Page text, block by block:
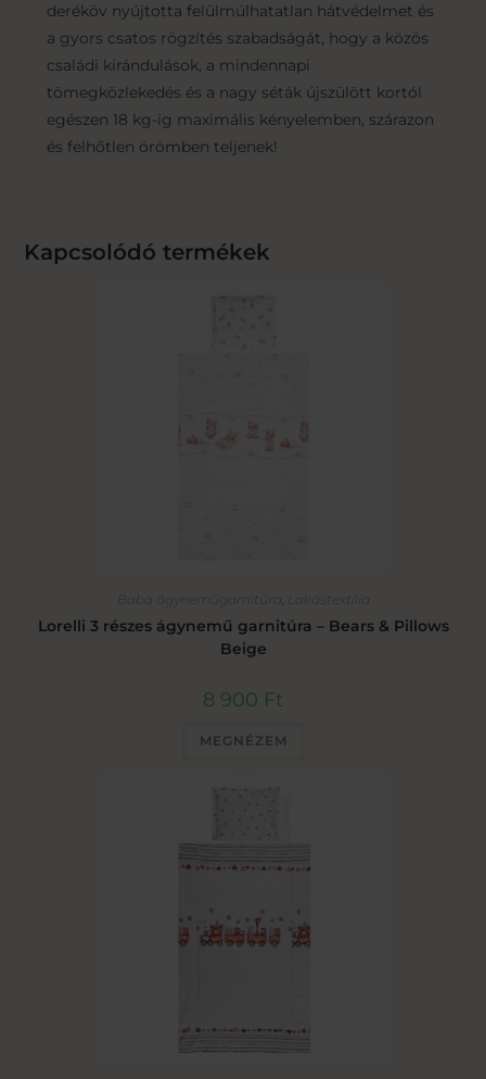
deréköv nyújtotta felülmúlhatatlan hátvédelmet és
a gyors csatos rögzítés szabadságát, hogy a közös
családi kirándulások, a mindennapi
tömegközlekedés és a nagy séták újszülött kortól
egészen 18 kg-ig maximális kényelemben, szárazon
és felhőtlen örömben teljenek!
Kapcsolódó termékek
Baba ágyneműgarnitúra, Lakástextília
Lorelli 3 részes ágynemű garnitúra – Bears & Pillows
Beige
8 900 Ft
MEGNÉZEM